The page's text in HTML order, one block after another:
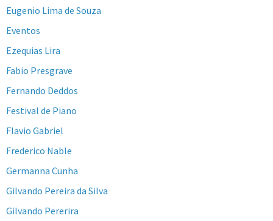
Eugenio Lima de Souza
Eventos
Ezequias Lira
Fabio Presgrave
Fernando Deddos
Festival de Piano
Flavio Gabriel
Frederico Nable
Germanna Cunha
Gilvando Pereira da Silva
Gilvando Pererira